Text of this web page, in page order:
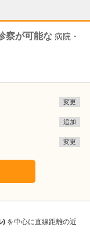
察が可能な 病院・
変更
追加
変更
) を中心に直線距離の近